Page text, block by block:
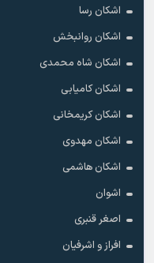
اشکان رسا
اشکان روانبخش
اشکان شاه محمدی
اشکان کامیابی
اشکان کریمخانی
اشکان مهدوی
اشکان هاشمی
اشوان
اصغر قنبری
افراز و اشرفیان